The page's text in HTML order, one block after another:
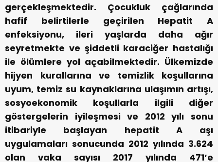
gerçekleşmektedir. Çocukluk çağlarında
hafif belirtilerle geçirilen Hepatit A
enfeksiyonu, ileri yaşlarda daha ağır
seyretmekte ve şiddetli karaciğer hastalığı
ile ölümlere yol açabilmektedir. Ülkemizde
hijyen kurallarına ve temizlik koşullarına
uyum, temiz su kaynaklarına ulaşımın artışı,
sosyoekonomik koşullarla ilgili diğer
göstergelerin iyileşmesi ve 2012 yılı sonu
itibariyle başlayan hepatit A aşı
uygulamaları sonucunda 2012 yılında 3.624
olan vaka sayısı 2017 yılında 471’e